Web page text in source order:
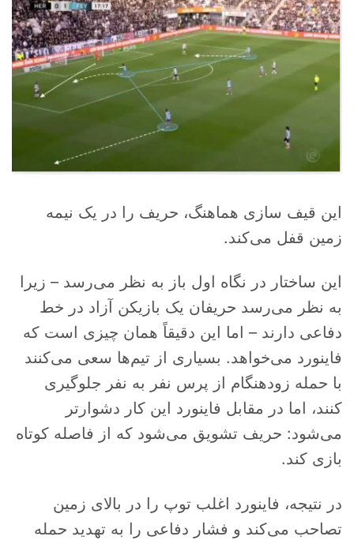
این قیف سازی هماهنگ، حریف را در یک نیمه
زمین قفل می‌کند.
این ساختار در نگاه اول باز به نظر می‌رسد – زیرا
به نظر می‌رسد حریفان یک بازیکن آزاد در خط
دفاعی دارند – اما این دقیقاً همان چیزی است که
فاینورد می‌خواهد. بسیاری از تیم‌ها سعی می‌کنند
با حمله زودهنگام از پرس نفر به نفر جلوگیری
کنند، اما در مقابل فاینورد این کار دشوارتر
می‌شود: حریف تشویق می‌شود که از فاصله کوتاه
بازی کند.
در نتیجه، فاینورد اغلب توپ را در بالای زمین
تصاحب می‌کند و فشار دفاعی را به تهدید حمله